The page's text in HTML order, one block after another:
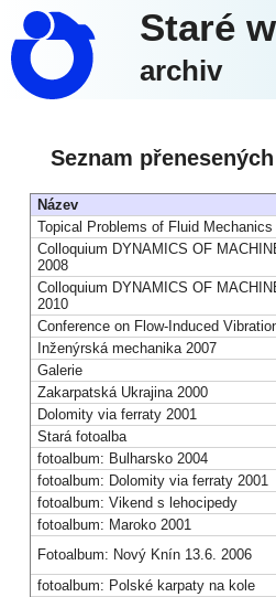
Staré
archiv
Seznam
Název
Topical Problems of Fluid Mechanics
Colloquium DYNAMICS OF
2008
Colloquium DYNAMICS OF
2010
Conference on Flow-Induced
Inženýrská mechanika 2007
Galerie
Zakarpatská Ukrajina 2000
Dolomity via ferraty 2001
Stará fotoalba
fotoalbum: Bulharsko 2004
fotoalbum: Dolomity via ferraty 2001
fotoalbum: Vikend s lehocipedy
fotoalbum: Maroko 2001
Fotoalbum: Nový Knín 13.6. 2006
fotoalbum: Polské karpaty na kole